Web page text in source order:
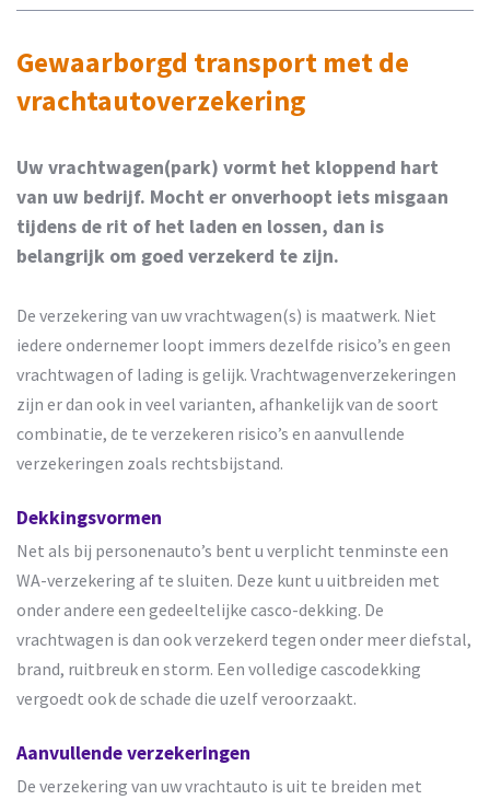
Gewaarborgd transport met de
vrachtautoverzekering
Uw vrachtwagen(park) vormt het kloppend hart
van uw bedrijf. Mocht er onverhoopt iets misgaan
tijdens de rit of het laden en lossen, dan is
belangrijk om goed verzekerd te zijn.
De verzekering van uw vrachtwagen(s) is maatwerk. Niet
iedere ondernemer loopt immers dezelfde risico’s en geen
vrachtwagen of lading is gelijk. Vrachtwagenverzekeringen
zijn er dan ook in veel varianten, afhankelijk van de soort
combinatie, de te verzekeren risico’s en aanvullende
verzekeringen zoals rechtsbijstand.
Dekkingsvormen
Net als bij personenauto’s bent u verplicht tenminste een
WA-verzekering af te sluiten. Deze kunt u uitbreiden met
onder andere een gedeeltelijke casco-dekking. De
vrachtwagen is dan ook verzekerd tegen onder meer diefstal,
brand, ruitbreuk en storm. Een volledige cascodekking
vergoedt ook de schade die uzelf veroorzaakt.
Aanvullende verzekeringen
De verzekering van uw vrachtauto is uit te breiden met